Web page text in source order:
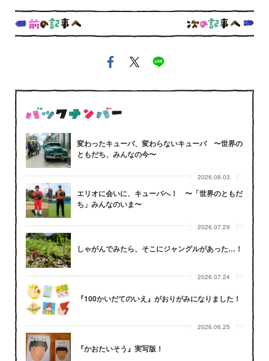
変わったキューバ、変わらないキューバ 〜世界の
ともだち、みんなの今〜
2026.08.03
エリオに会いに、キューバへ！ 〜「世界のともだ
ち」みんなのいま〜
2026.07.29
しゃがんでみたら、そこにジャングルがあった…！
2026.07.24
『100かいだてのいえ』がおりがみになりました！
2026.06.25
『かおたいそう』実写版！